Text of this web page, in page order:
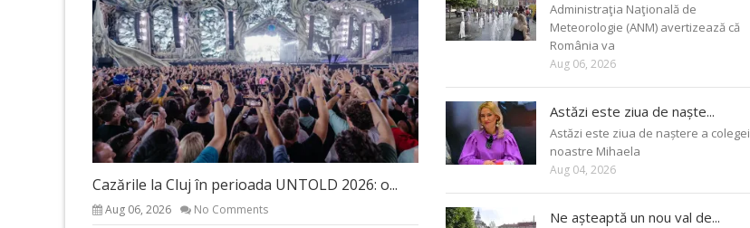
Cazările la Cluj în perioada UNTOLD 2026: o...
Aug 06, 2026 No Comments
Administraţia Naţională de
Meteorologie (ANM) avertizează că
România va
Aug 06, 2026
Astăzi este ziua de naște...
Astăzi este ziua de naștere a colegei
noastre Mihaela
Aug 04, 2026
Ne așteaptă un nou val de...